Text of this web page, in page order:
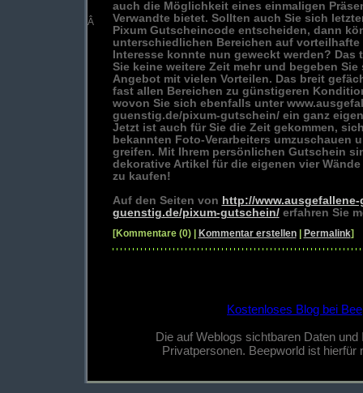
Â
auch die Möglichkeit eines einmaligen
Verwandte bietet. Sollten auch Sie sich
Pixum Gutscheincode entscheiden, dann
unterschiedlichen Bereichen auf
Interesse konnte nun geweckt werden? Das
Sie keine weitere Zeit mehr und begeben
Angebot mit vielen Vorteilen. Das breit
fast allen Bereichen zu günstigeren
wovon Sie sich ebenfalls unter
guenstig.de/pixum-gutschein/ ein ganz
Jetzt ist auch für Sie die Zeit gekommen,
bekannten Foto-Verarbeiters umzuschauen
greifen. Mit Ihrem persönlichen Gutschein
dekorative Artikel für die eigenen vier
zu kaufen!
Auf den Seiten von http://
guenstig.de/pixum-gutschein/erfahren Sie
[Kommentare (0) | Kommentar erstellen| Permalink]
Kostenloses Blog bei
Die auf Weblogs sichtbaren Daten
Privatpersonen. Beepworld ist hierfür